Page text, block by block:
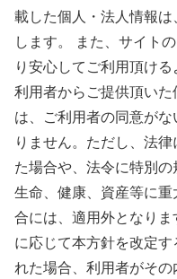
載した個人・法人情報
します。 また、サイト
り安心してご利用頂け
利用者からご提供頂い
は、ご利用者の同意が
りません。ただし、法
た場合や、法令に特別
生命、健康、資産等に
合には、適用外となり
に応じて本方針を改定
れた場合、利用者がそ